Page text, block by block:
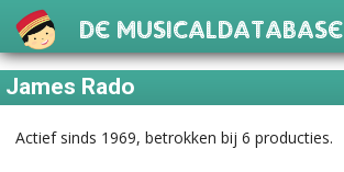
De Musicaldatabase
James Rado
Actief sinds 1969, betrokken bij 6 producties.